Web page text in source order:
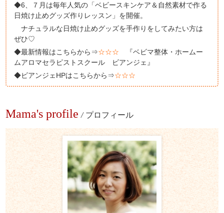
◆6、７月は毎年人気の「ベビースキンケア＆自然素材で作る
日焼け止めグッズ作りレッスン」を開催。
ナチュラルな日焼け止めグッズを手作りをしてみたい方は
ぜひ♡
◆最新情報はこちらから⇒☆☆☆ 『ベビマ整体・ホームー
ムアロマセラピストスクール ビアンジェ』
◆ビアンジェHPはこちらから⇒☆☆☆
Mama's profile / プロフィール